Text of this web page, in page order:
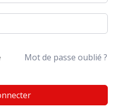
Mot de passe oublié ?